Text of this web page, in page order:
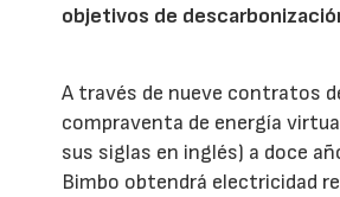
objetivos de
A través de nueve contratos
compraventa de energía
sus siglas en inglés) a doce
Bimbo obtendrá electricidad